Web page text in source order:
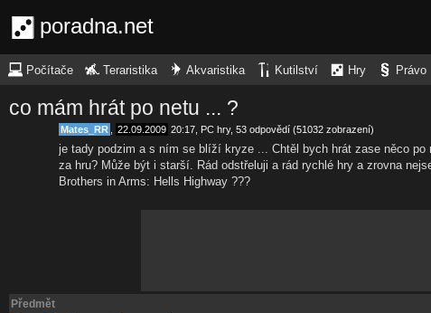
poradna.net
Počítače Teraristika Akvaristika Kutilství Hry Právo
co mám hrát po netu ... ?
Mates_RR 22.09.2009 20:17 PC hry, 53 odpovědí (51032 zobrazení)
je tady podzim a s ním se blíží kryze ... Chtěl bych hrát zase něco
za hru? Může být i starší. Rád odstřeluji a rád rychlé hry a zrovna
Brothers in Arms: Hells Highway ???
Předmět